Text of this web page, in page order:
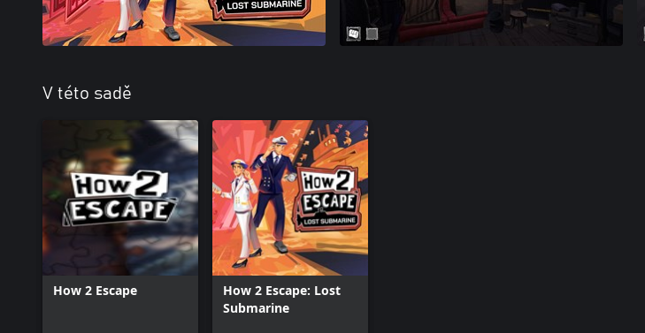
V této sadě
How 2 Escape
How 2 Escape: Lost
Submarine